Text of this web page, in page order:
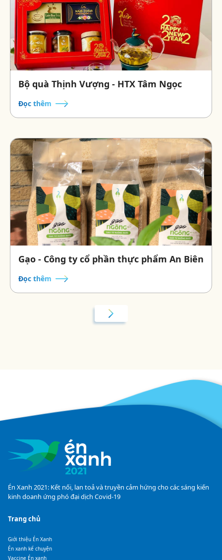
Bộ quà Thịnh Vượng - HTX Tâm Ngọc
Đọc thêm
Gạo - Công ty cổ phần thực phẩm An Biên
Đọc thêm
Én Xanh 2021: Kết nối, lan toả và truyền cảm hứng cho các sáng kiến
kinh doanh ứng phó đại dịch Covid-19
Trang chủ
Giới thiệu Én Xanh
Én xanh kể chuyện
Vaccine Én xanh